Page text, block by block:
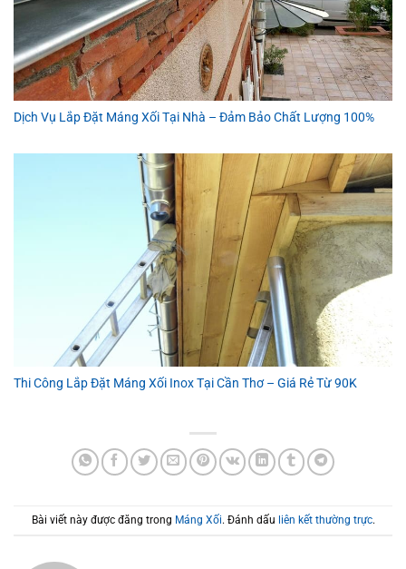
Dịch Vụ Lắp Đặt Máng Xối Tại Nhà – Đảm Bảo Chất Lượng 100%
Thi Công Lắp Đặt Máng Xối Inox Tại Cần Thơ – Giá Rẻ Từ 90K
Bài viết này được đăng trong Máng Xối. Đánh dấu liên kết thường trực.